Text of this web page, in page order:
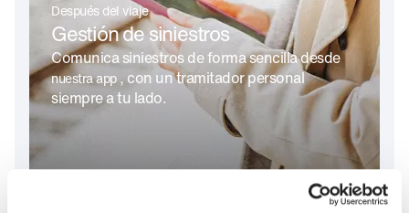
Después del viaje
Gestión de siniestros
Comunica siniestros de forma sencilla desde
nuestra app, con un tramitador personal
siempre a tu lado.